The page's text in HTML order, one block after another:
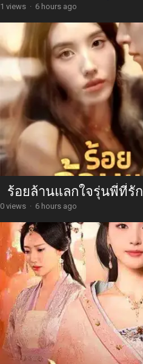
1 views · 6 hours ago
ร้อยล้านแลกใจรุ่นพี่ที่รัก
0 views · 6 hours ago